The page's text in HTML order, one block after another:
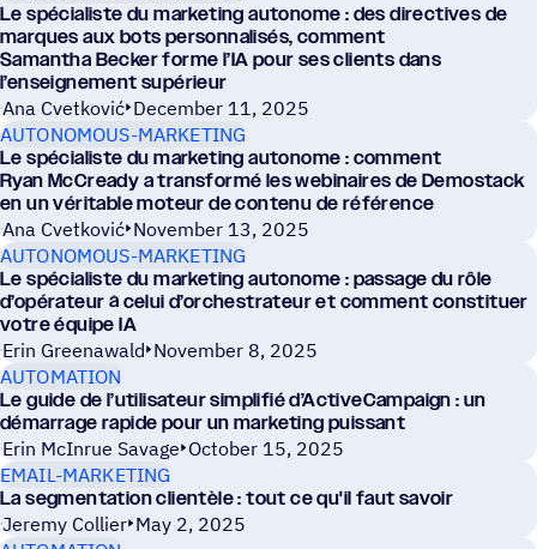
Le spécialiste du marketing autonome : des directives de
marques aux bots personnalisés, comment
Samantha Becker forme l’IA pour ses clients dans
l’enseignement supérieur
Ana Cvetković December 11, 2025
AUTONOMOUS-MARKETING
Le spécialiste du marketing autonome : comment
Ryan McCready a transformé les webinaires de Demostack
en un véritable moteur de contenu de référence
Ana Cvetković November 13, 2025
AUTONOMOUS-MARKETING
Le spécialiste du marketing autonome : passage du rôle
d’opérateur à celui d’orchestrateur et comment constituer
votre équipe IA
Erin Greenawald November 8, 2025
AUTOMATION
Le guide de l’utilisateur simplifié d’ActiveCampaign : un
démarrage rapide pour un marketing puissant
Erin McInrue Savage October 15, 2025
EMAIL-MARKETING
La segmentation clientèle : tout ce qu'il faut savoir
Jeremy Collier May 2, 2025